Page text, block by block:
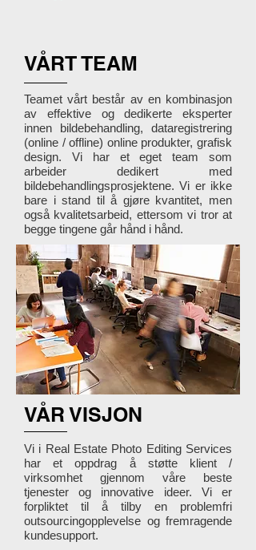
VÅRT TEAM
Teamet vårt består av en kombinasjon
av effektive og dedikerte eksperter
innen bildebehandling, dataregistrering
(online / offline) online produkter, grafisk
design. Vi har et eget team som
arbeider dedikert med
bildebehandlingsprosjektene. Vi er ikke
bare i stand til å gjøre kvantitet, men
også kvalitetsarbeid, ettersom vi tror at
begge tingene går hånd i hånd.
VÅR VISJON
Vi i Real Estate Photo Editing Services
har et oppdrag å støtte klient /
virksomhet gjennom våre beste
tjenester og innovative ideer. Vi er
forpliktet til å tilby en problemfri
outsourcingopplevelse og fremragende
kundesupport.